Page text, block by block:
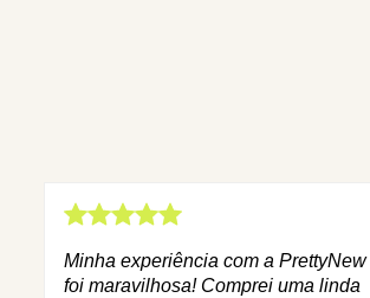
Minha experiência com a PrettyNew
foi maravilhosa! Comprei uma linda